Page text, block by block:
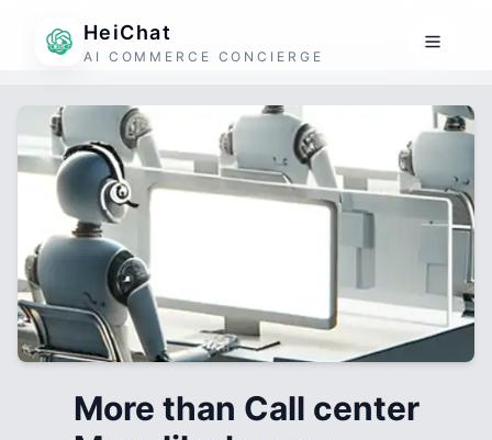
HeiChat
AI COMMERCE CONCIERGE
More than Call center